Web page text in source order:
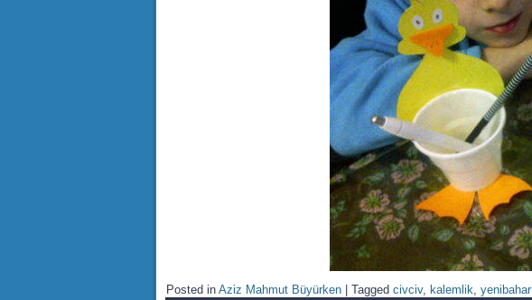
Posted in Aziz Mahmut Büyürken Tagged civciv, kalemlik, yenibahar